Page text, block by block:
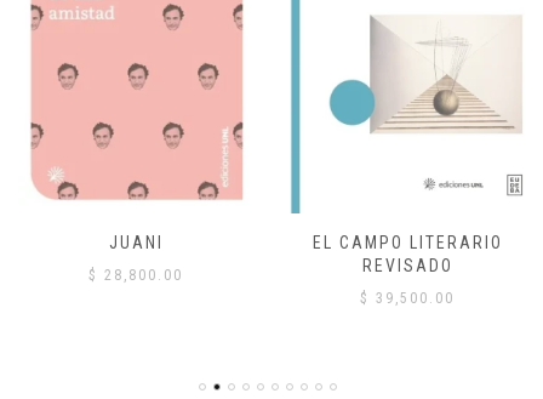
JUANI
$ 28,800.00
EL CAMPO LITERARIO
REVISADO
$ 39,500.00